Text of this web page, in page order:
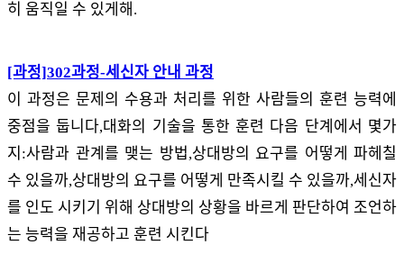
히 움직일 수 있게해.
[과정]302과정-세신자 안내 과정
이 과정은 문제의 수용과 처리를 위한 사람들의 훈련 능력에
중점을 둡니다,대화의 기술을 통한 훈련 다음 단계에서 몇가
지:사람과 관계를 맺는 방법,상대방의 요구를 어떻게 파헤칠
수 있을까,상대방의 요구를 어떻게 만족시킬 수 있을까,세신자
를 인도 시키기 위해 상대방의 상황을 바르게 판단하여 조언하
는 능력을 재공하고 훈련 시킨다